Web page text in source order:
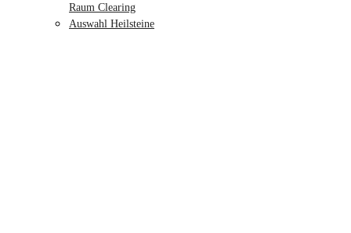
Raum Clearing
Auswahl Heilsteine